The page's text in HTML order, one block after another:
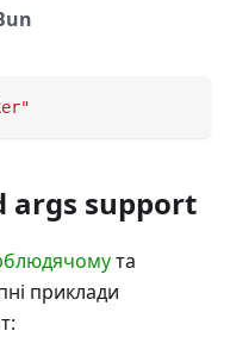
args support
та
приклади